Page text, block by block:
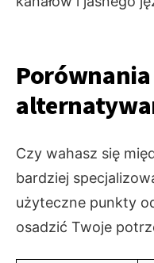
Czy wahasz się
bardziej
użyteczne punkty
osadzić Twoje